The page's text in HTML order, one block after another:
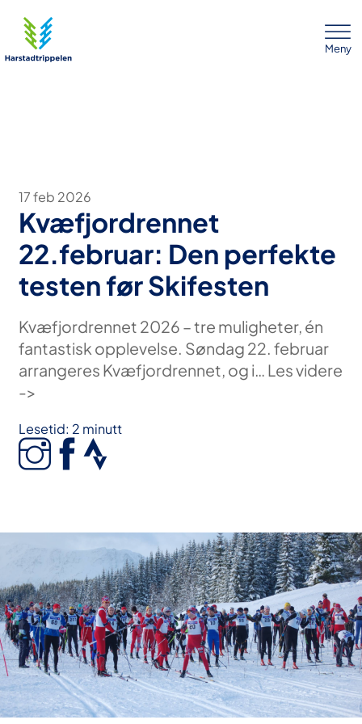
Meny
Kvæfjordrennet
22.februar: Den perfekte
testen før Skifesten
17 feb 2026
Kvæfjordrennet 2026 – tre muligheter, én
fantastisk opplevelse. Søndag 22. februar
arrangeres Kvæfjordrennet, og i… Les videre
->
Lesetid: 2 minutt